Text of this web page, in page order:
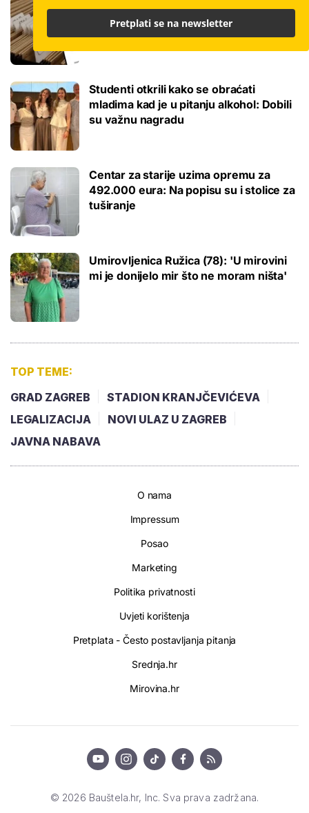
su zakon? Za jedan nam je potvrđeno
Studenti otkrili kako se obraćati
mladima kad je u pitanju alkohol: Dobili
su važnu nagradu
Centar za starije uzima opremu za
492.000 eura: Na popisu su i stolice za
tuširanje
Umirovljenica Ružica (78): 'U mirovini
mi je donijelo mir što ne moram ništa'
TOP TEME:
GRAD ZAGREB
STADION KRANJČEVIĆEVA
LEGALIZACIJA
NOVI ULAZ U ZAGREB
JAVNA NABAVA
O nama
Impressum
Posao
Marketing
Politika privatnosti
Uvjeti korištenja
Pretplata - Često postavljanja pitanja
Srednja.hr
Mirovina.hr
© 2026 Bauštela.hr, Inc. Sva prava zadržana.
Pretplati se na newsletter